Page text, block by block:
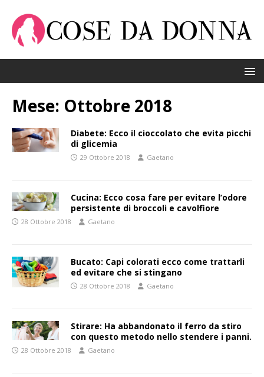
Mese: Ottobre 2018
Diabete: Ecco il cioccolato che evita picchi
di glicemia
29 Ottobre 2018 Gaetano
Cucina: Ecco cosa fare per evitare l’odore
persistente di broccoli e cavolfiore
28 Ottobre 2018 Gaetano
Bucato: Capi colorati ecco come trattarli
ed evitare che si stingano
28 Ottobre 2018 Gaetano
Stirare: Ha abbandonato il ferro da stiro
con questo metodo nello stendere i panni.
28 Ottobre 2018 Gaetano